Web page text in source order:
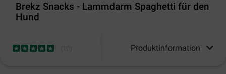
Brekz Snacks - Lammdarm Spaghetti für den
Hund
Produktinformation